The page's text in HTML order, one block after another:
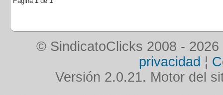
© SindicatoClicks 2008 - 2026
privacidad ¦
Versión 2.0.21. Motor del